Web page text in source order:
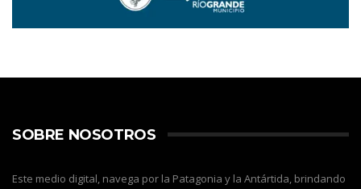
SOBRE NOSOTROS
Este medio digital, navega por la Patagonia y la Antártida, brindando